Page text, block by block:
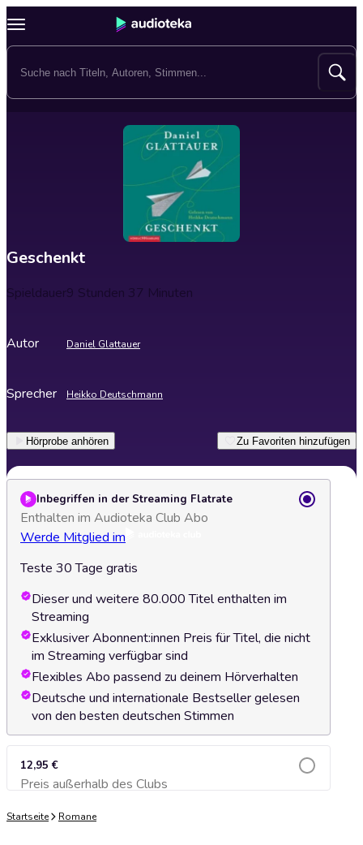
Geschenkt
Spieldauer9 Stunden 37 Minuten
Autor Daniel Glattauer
Sprecher Heikko Deutschmann
Hörprobe anhören Zu Favoriten hinzufügen
Inbegriffen in der Streaming Flatrate
Enthalten im Audioteka Club Abo
Werde Mitglied im
Teste 30 Tage gratis
Dieser und weitere 80.000 Titel enthalten im
Streaming
Exklusiver Abonnent:innen Preis für Titel, die nicht
im Streaming verfügbar sind
Flexibles Abo passend zu deinem Hörverhalten
Deutsche und internationale Bestseller gelesen
von den besten deutschen Stimmen
12,95 €
Preis außerhalb des ClubsZum Warenkorb hinzufügen
Startseite Romane